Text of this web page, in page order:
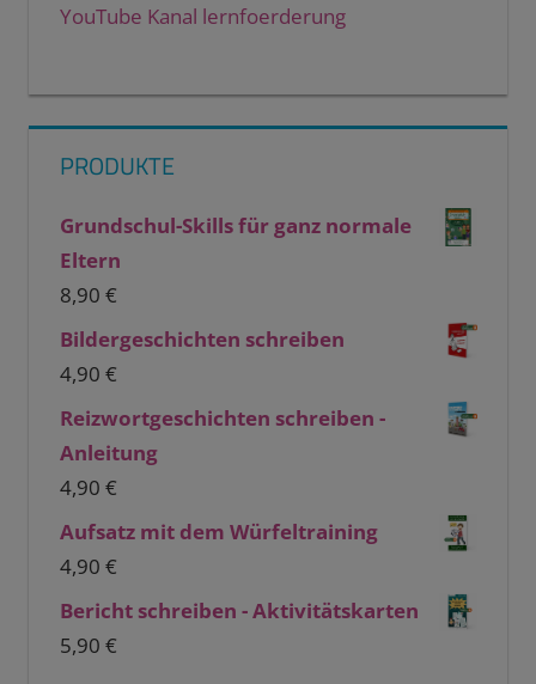
YouTube Kanal lernfoerderung
PRODUKTE
Grundschul-Skills für ganz normale
Eltern
8,90 €
Bildergeschichten schreiben
4,90 €
Reizwortgeschichten schreiben -
Anleitung
4,90 €
Aufsatz mit dem Würfeltraining
4,90 €
Bericht schreiben - Aktivitätskarten
5,90 €